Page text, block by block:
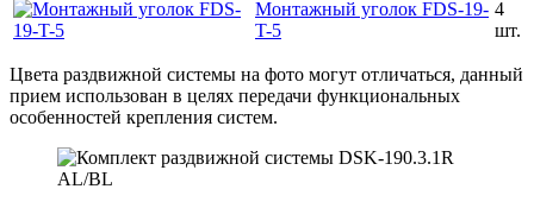
Монтажный уголок FDS-19-
T-5
4
шт.
Цвета раздвижной системы на фото могут отличаться, данный
прием использован в целях передачи функциональных
особенностей крепления систем.